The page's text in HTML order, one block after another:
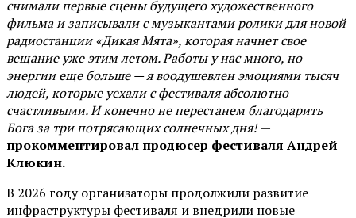
снимали первые сцены будущего художественного
фильма и записывали с музыкантами ролики для новой
радиостанции «Дикая Мята», которая начнет свое
вещание уже этим летом. Работы у нас много, но
энергии еще больше — я воодушевлен эмоциями тысяч
людей, которые уехали с фестиваля абсолютно
счастливыми. И конечно не перестанем благодарить
Бога за три потрясающих солнечных дня!—
прокомментировал продюсер фестиваля Андрей
Клюкин.
В 2026 году организаторы продолжили развитие
инфраструктуры фестиваля и внедрили новые